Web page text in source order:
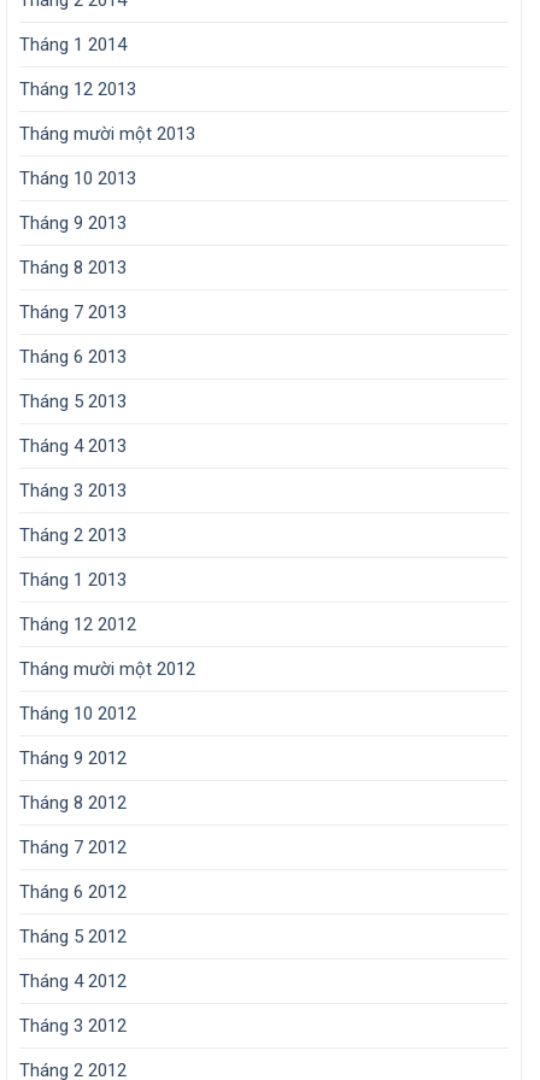
Tháng 1 2014
Tháng 12 2013
Tháng mười một 2013
Tháng 10 2013
Tháng 9 2013
Tháng 8 2013
Tháng 7 2013
Tháng 6 2013
Tháng 5 2013
Tháng 4 2013
Tháng 3 2013
Tháng 2 2013
Tháng 1 2013
Tháng 12 2012
Tháng mười một 2012
Tháng 10 2012
Tháng 9 2012
Tháng 8 2012
Tháng 7 2012
Tháng 6 2012
Tháng 5 2012
Tháng 4 2012
Tháng 3 2012
Tháng 2 2012